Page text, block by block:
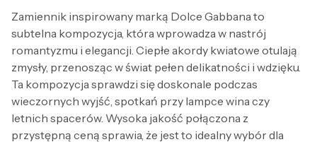
Zamiennik inspirowany marką Dolce Gabbana to
subtelna kompozycja, która wprowadza w nastrój
romantyzmu i elegancji. Ciepłe akordy kwiatowe otulają
zmysły, przenosząc w świat pełen delikatności i wdzięku.
Ta kompozycja sprawdzi się doskonale podczas
wieczornych wyjść, spotkań przy lampce wina czy
letnich spacerów. Wysoka jakość połączona z
przystępną ceną sprawia, że jest to idealny wybór dla